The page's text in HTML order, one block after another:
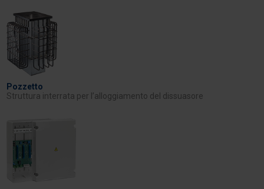
Pozzetto
Struttura interrata per l’alloggiamento del dissuasore